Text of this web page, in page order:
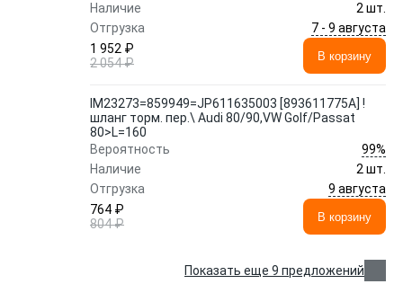
Наличие
2 шт.
Отгрузка
7 - 9 августа
1 952 ₽
2 054 ₽
В корзину
IM23273=859949=JP611635003 [893611775A] !
шланг торм. пер.\ Audi 80/90,VW Golf/Passat
80>L=160
Вероятность
99%
Наличие
2 шт.
Отгрузка
9 августа
764 ₽
804 ₽
В корзину
Показать еще 9 предложений